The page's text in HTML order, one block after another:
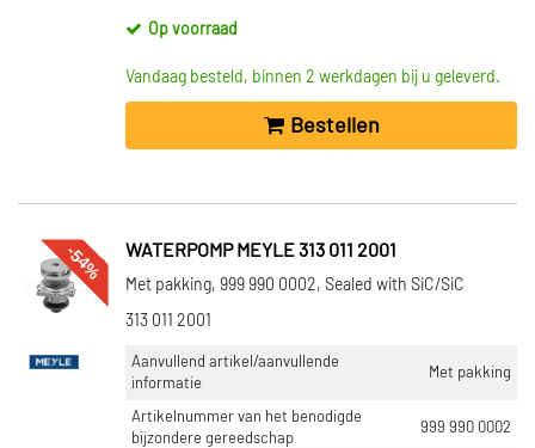
Op voorraad
Vandaag besteld, binnen 2 werkdagen bij u geleverd.
Bestellen
-54% WATERPOMP MEYLE 313 011 2001
Met pakking, 999 990 0002, Sealed with SiC/SiC
313 011 2001
Aanvullend artikel/aanvullende
informatie
Met pakking
Artikelnummer van het benodigde
bijzondere gereedschap
999 990 0002